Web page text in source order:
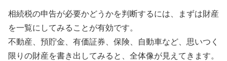
相続税の申告が必要かどうかを判断するには、まずは財産
を一覧にしてみることが有効です。
不動産、預貯金、有価証券、保険、自動車など、思いつく
限りの財産を書き出してみると、全体像が見えてきます。